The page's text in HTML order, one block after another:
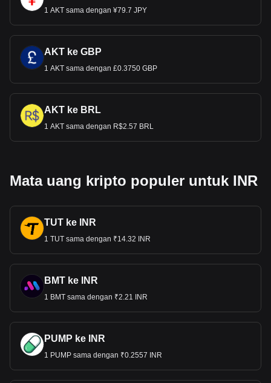
1 AKT sama dengan ¥79.7 JPY
AKT ke GBP
1 AKT sama dengan £0.3750 GBP
AKT ke BRL
1 AKT sama dengan R$2.57 BRL
Mata uang kripto populer untuk INR
TUT ke INR
1 TUT sama dengan ₹14.32 INR
BMT ke INR
1 BMT sama dengan ₹2.21 INR
PUMP ke INR
1 PUMP sama dengan ₹0.2557 INR